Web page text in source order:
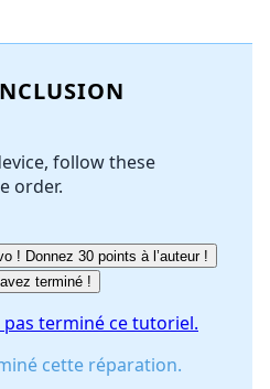
Publier un commentaire
follow these
order.
! Donnez 30 points à l’auteur !
terminé !
terminé ce tutoriel.
cette réparation.